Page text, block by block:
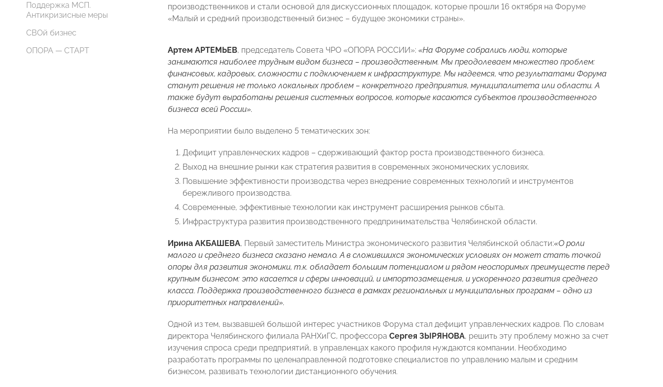
Поддержка МСП.
Антикризисные меры
СВОй бизнес
ОПОРА — СТАРТ
производственников и стали основой для дискуссионных площадок, которые прошли 16 октября на Форуме
«Малый и средний производственный бизнес – будущее экономики страны».
Артем АРТЕМЬЕВ, председатель Совета ЧРО «ОПОРА РОССИИ»: «На Форуме собрались люди, которые
занимаются наиболее трудным видом бизнеса – производственным. Мы преодолеваем множество проблем:
финансовых, кадровых, сложности с подключением к инфраструктуре. Мы надеемся, что результатами Форума
станут решения не только локальных проблем – конкретного предприятия, муниципалитета или области. А
также будут выработаны решения системных вопросов, которые касаются субъектов производственного
бизнеса всей России».
На мероприятии было выделено 5 тематических зон:
Дефицит управленческих кадров – сдерживающий фактор роста производственного бизнеса.
Выход на внешние рынки как стратегия развития в современных экономических условиях.
Повышение эффективности производства через внедрение современных технологий и инструментов
бережливого производства.
Современные, эффективные технологии как инструмент расширения рынков сбыта.
Инфраструктура развития производственного предпринимательства Челябинской области.
Ирина АКБАШЕВА, Первый заместитель Министра экономического развития Челябинской области:«О роли
малого и среднего бизнеса сказано немало. А в сложившихся экономических условиях он может стать точкой
опоры для развития экономики, т.к. обладает большим потенциалом и рядом неоспоримых преимуществ перед
крупным бизнесом: это касается и сферы инноваций, и импортозамещения, и ускоренного развития среднего
класса. Поддержка производственного бизнеса в рамках региональных и муниципальных программ – одно из
приоритетных направлений».
Одной из тем, вызвавшей большой интерес участников Форума стал дефицит управленческих кадров. По словам
директора Челябинского филиала РАНХиГС, профессора Сергея ЗЫРЯНОВА, решить эту проблему можно за счет
изучения спроса среди предприятий, в управленцах какого профиля нуждаются компании. Необходимо
разработать программы по целенаправленной подготовке специалистов по управлению малым и средним
бизнесом, развивать технологии дистанционного обучения.